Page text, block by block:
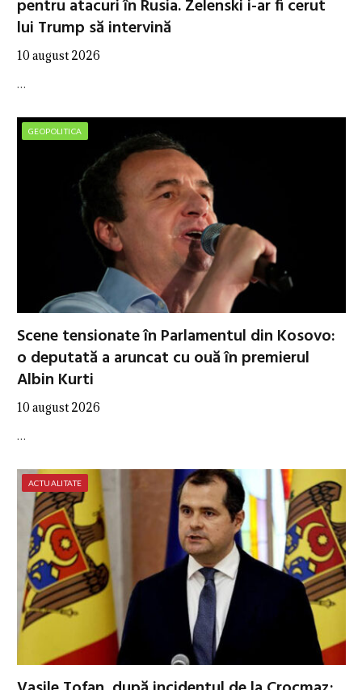
pentru atacuri în Rusia. Zelenski i-ar fi cerut
lui Trump să intervină
10 august 2026
…
GEOPOLITICA
Scene tensionate în Parlamentul din Kosovo:
o deputată a aruncat cu ouă în premierul
Albin Kurti
10 august 2026
…
ACTUALITATE